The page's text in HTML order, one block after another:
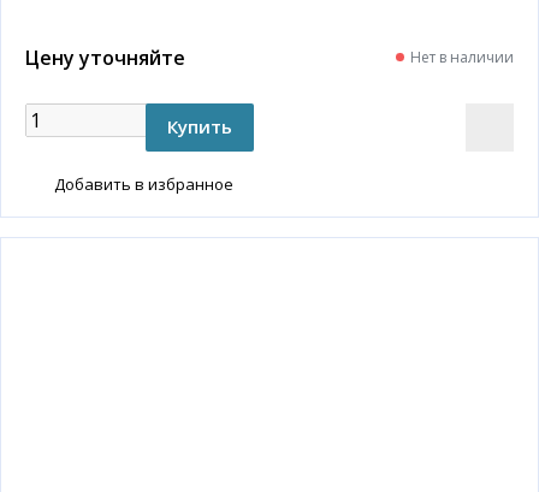
Цену уточняйте Нет в наличии
Добавить в избранное